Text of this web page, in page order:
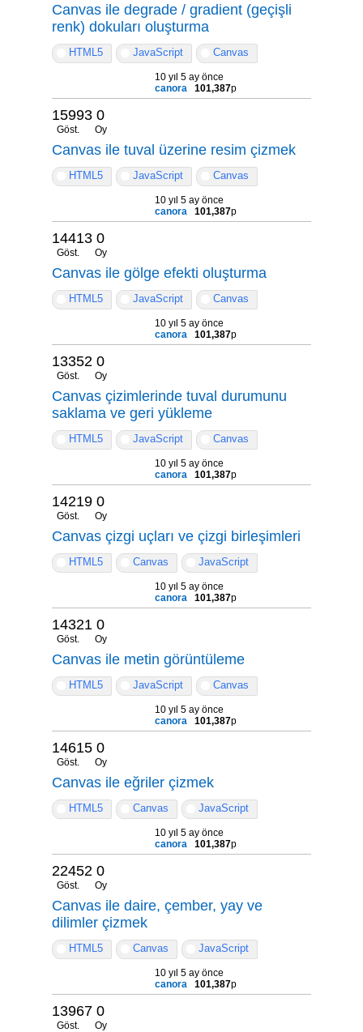
Canvas ile degrade / gradient (geçişli
renk) dokuları oluşturma
HTML5 JavaScript Canvas
10 yıl 5 ay önce
canora
101,387p
15993
Göst.
0
Oy
Canvas ile tuval üzerine resim çizmek
HTML5 JavaScript Canvas
10 yıl 5 ay önce
canora
101,387p
14413
Göst.
0
Oy
Canvas ile gölge efekti oluşturma
HTML5 JavaScript Canvas
10 yıl 5 ay önce
canora
101,387p
13352
Göst.
0
Oy
Canvas çizimlerinde tuval durumunu
saklama ve geri yükleme
HTML5 JavaScript Canvas
10 yıl 5 ay önce
canora
101,387p
14219
Göst.
0
Oy
Canvas çizgi uçları ve çizgi birleşimleri
HTML5 Canvas JavaScript
10 yıl 5 ay önce
canora
101,387p
14321
Göst.
0
Oy
Canvas ile metin görüntüleme
HTML5 JavaScript Canvas
10 yıl 5 ay önce
canora
101,387p
14615
Göst.
0
Oy
Canvas ile eğriler çizmek
HTML5 Canvas JavaScript
10 yıl 5 ay önce
canora
101,387p
22452
Göst.
0
Oy
Canvas ile daire, çember, yay ve
dilimler çizmek
HTML5 Canvas JavaScript
10 yıl 5 ay önce
canora
101,387p
13967
Göst.
0
Oy